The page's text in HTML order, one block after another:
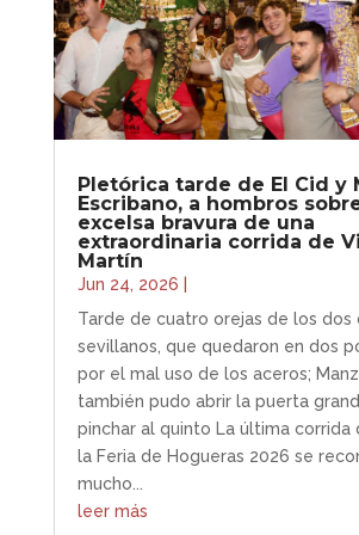
Pletórica tarde de El Cid y
Escribano, a hombros
excelsa bravura de una
extraordinaria corrida de
Martín
Jun 24, 2026
Tarde de cuatro orejas de los dos
sevillanos, que quedaron en dos
por el mal uso de los aceros;
también pudo abrir la puerta
pinchar al quinto La última corrida
la Feria de Hogueras 2026 se
mucho...
leer más